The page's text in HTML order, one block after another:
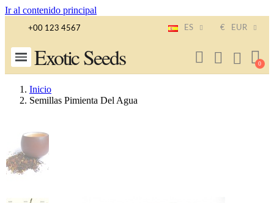
Ir al contenido principal
+00 123 4567 ES € EUR
Exotic Seeds
Inicio
Semillas Pimienta Del Agua